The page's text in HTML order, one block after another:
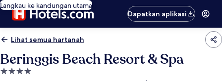
Langkau ke kandungan utama
Dapatkan aplikasi
Lihat semua hartanah
Beringgis Beach Resort & Spa
Hartanah